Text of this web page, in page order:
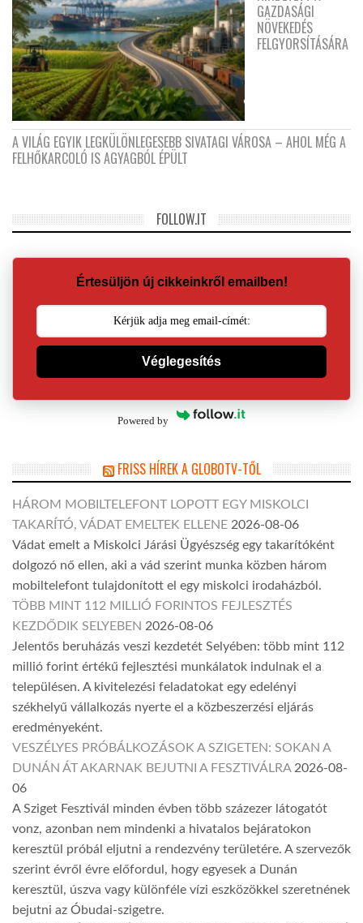
GAZDASÁGI
NÖVEKEDÉS
FELGYORSÍTÁSÁRA
A VILÁG EGYIK LEGKÜLÖNLEGESEBB SIVATAGI VÁROSA – AHOL MÉG A
FELHŐKARCOLÓ IS AGYAGBÓL ÉPÜLT
FOLLOW.IT
Értesüljön új cikkeinkről emailben!
Véglegesítés
Powered by
FRISS HÍREK A GLOBOTV-TŐL
HÁROM MOBILTELEFONT LOPOTT EGY MISKOLCI
TAKARÍTÓ, VÁDAT EMELTEK ELLENE 2026-08-06
Vádat emelt a Miskolci Járási Ügyészség egy takarítóként
dolgozó nő ellen, aki a vád szerint munka közben három
mobiltelefont tulajdonított el egy miskolci irodaházból.
TÖBB MINT 112 MILLIÓ FORINTOS FEJLESZTÉS
KEZDŐDIK SELYEBEN 2026-08-06
Jelentős beruházás veszi kezdetét Selyében: több mint 112
millió forint értékű fejlesztési munkálatok indulnak el a
településen. A kivitelezési feladatokat egy edelényi
székhelyű vállalkozás nyerte el a közbeszerzési eljárás
eredményeként.
VESZÉLYES PRÓBÁLKOZÁSOK A SZIGETEN: SOKAN A
DUNÁN ÁT AKARNAK BEJUTNI A FESZTIVÁLRA 2026-08-
06
A Sziget Fesztivál minden évben több százezer látogatót
vonz, azonban nem mindenki a hivatalos bejáratokon
keresztül próbál eljutni a rendezvény területére. A szervezők
szerint évről évre előfordul, hogy egyesek a Dunán
keresztül, úszva vagy különféle vízi eszközökkel szeretnének
bejutni az Óbudai-szigetre.